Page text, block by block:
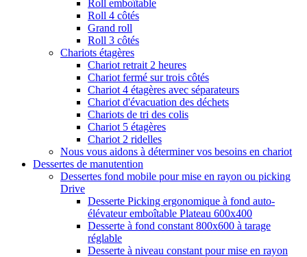
Roll emboîtable
Roll 4 côtés
Grand roll
Roll 3 côtés
Chariots étagères
Chariot retrait 2 heures
Chariot fermé sur trois côtés
Chariot 4 étagères avec séparateurs
Chariot d'évacuation des déchets
Chariots de tri des colis
Chariot 5 étagères
Chariot 2 ridelles
Nous vous aidons à déterminer vos besoins en chariot
Dessertes de manutention
Dessertes fond mobile pour mise en rayon ou picking
Drive
Desserte Picking ergonomique à fond auto-
élévateur emboîtable Plateau 600x400
Desserte à fond constant 800x600 à tarage
réglable
Desserte à niveau constant pour mise en rayon